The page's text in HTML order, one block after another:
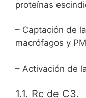
dl
y
c
e
tir
proteínas
– Captación de
macrófagos y
– Activación de
1.1. Rc de C3.